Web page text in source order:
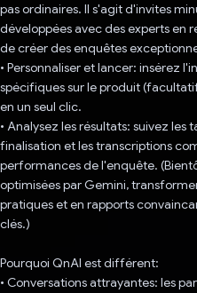
pas ordinaires. Il s'agit d'invites
développées avec des experts en
de créer des enquêtes
• Personnaliser et lancer: insérez
spécifiques sur le produit
en un seul clic.
• Analysez les résultats: suivez les
finalisation et les transcriptions
performances de l'enquête.
optimisées par Gemini,
pratiques et en rapports
clés.)
Pourquoi QnAI est différent:
• Conversations attrayantes: les